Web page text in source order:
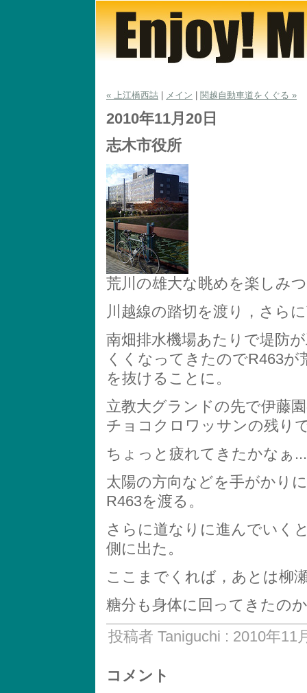
« 上江橋西詰 メイン 関越自動車道をくぐる »
2010年11月20日
志木市役所
荒川の雄大な眺めを楽しみ
川越線の踏切を渡り，さら
南畑排水機場あたりで堤防
くくなってきたのでR463
を抜けることに。
立教大グランドの先で伊藤
チョコクロワッサンの残り
ちょっと疲れてきたかなぁ...
太陽の方向などを手がかり
R463を渡る。
さらに道なりに進んでいく
側に出た。
ここまでくれば，あとは柳
糖分も身体に回ってきたの
投稿者 Taniguchi : 2010年11
コメント